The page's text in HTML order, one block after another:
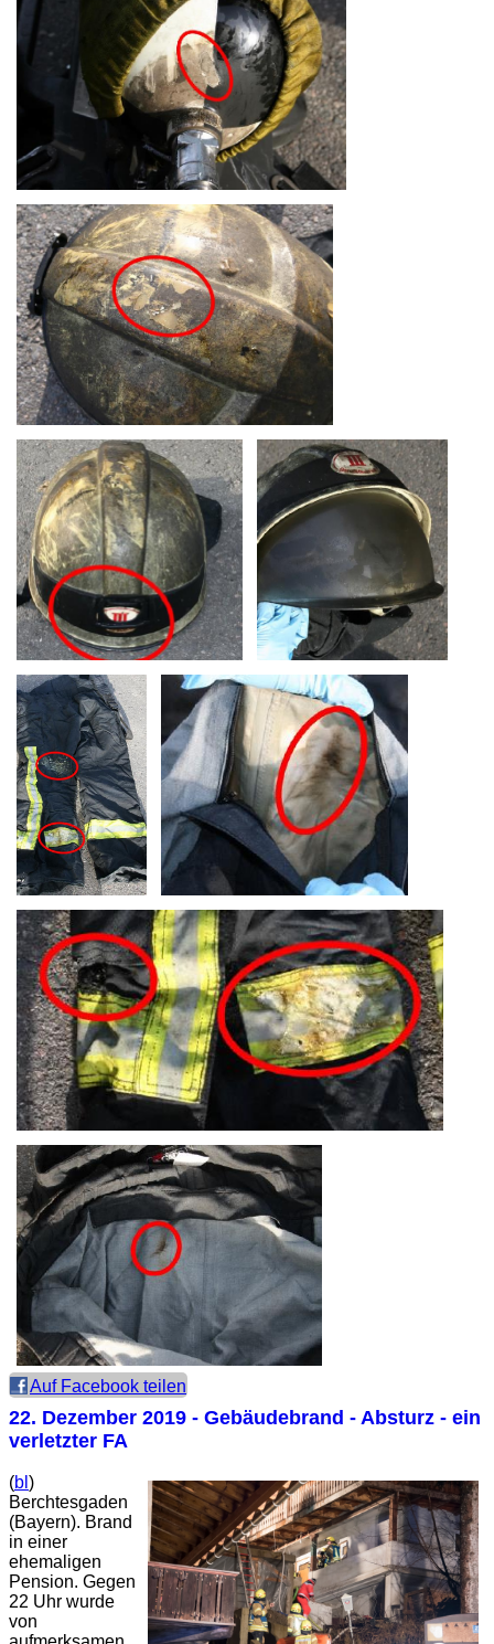
Auf Facebook teilen
22. Dezember 2019 - Gebäudebrand - Absturz - ein
verletzter FA
(bl )
Berchtesgaden
(Bayern). Brand
in einer
ehemaligen
Pension. Gegen
22 Uhr wurde
von